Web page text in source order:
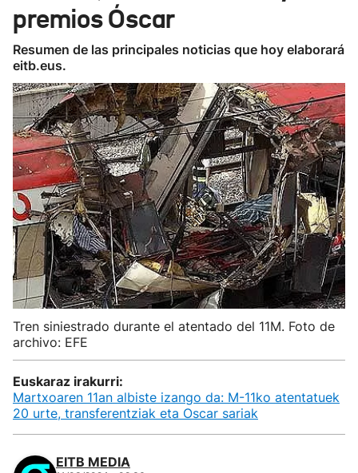
Eguraldia
premios Óscar
Resumen de las principales noticias que hoy elaborará
eitb.eus.
Tren siniestrado durante el atentado del 11M. Foto de
archivo: EFE
Euskaraz irakurri:
Martxoaren 11an albiste izango da: M-11ko atentatuek
20 urte, transferentziak eta Oscar sariak
EITB MEDIA